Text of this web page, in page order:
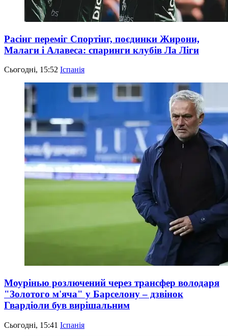
Расінг переміг Спортінг, поєдинки Жирони,
Малаги і Алавеса: спаринги клубів Ла Ліги
Сьогодні, 15:52 Іспанія
Моурінью розлючений через трансфер володаря
"Золотого м'яча" у Барселону – дзвінок
Гвардіоли був вирішальним
Сьогодні, 15:41 Іспанія